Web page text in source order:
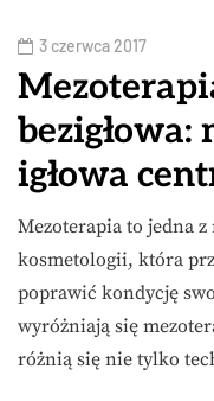
3 czerwca 2017
bezigłowa:
igłowa
Mezoterapia to jedna
kosmetologii, która
poprawić kondycję
wyróżniają się
różnią się nie tylko